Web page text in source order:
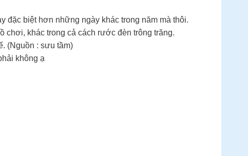
đặc biệt hơn những ngày khác trong năm mà thôi.
chơi, khác trong cả cách rước đèn trông trăng.
(Nguồn : sưu tầm)
không ạ